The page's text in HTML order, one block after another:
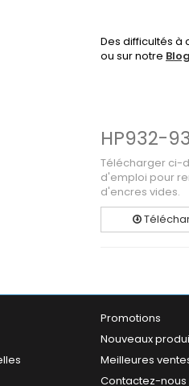
Des difficultés à
ou sur notre Blog
HP932-
Télécharger ci-
d'emploi pour
d'encres vides.
Promotions
Nouveaux
Meilleures
Contactez-nous